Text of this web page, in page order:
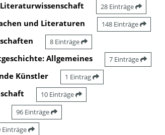
28 Einträge
und Literaturen 148 Einträge
8 Einträge
Allgemeines 7 Einträge
Künstler 1 Eintrag
10 Einträge
96 Einträge
Einträge